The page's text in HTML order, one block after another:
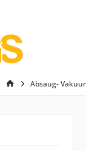
Absaug-